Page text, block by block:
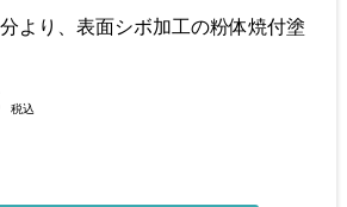
より、表面シボ加工の粉体焼付塗
税込